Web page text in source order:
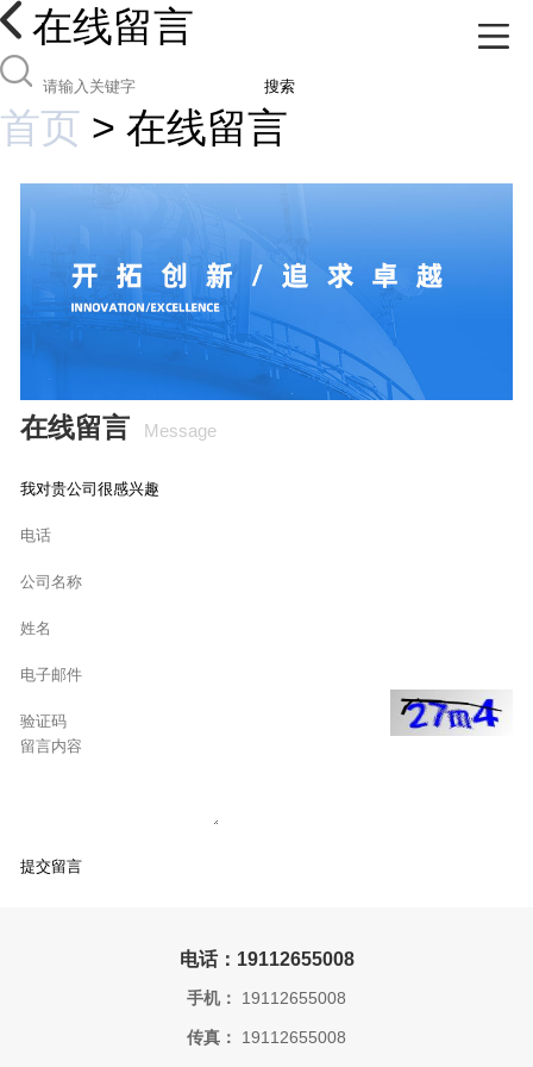
在线留言
搜索
首页 > 在线留言
在线留言 Message
电话：19112655008
手机： 19112655008
传真： 19112655008